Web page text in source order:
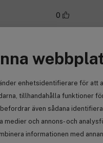
enhetsidentifierare för att
tillhandahålla funktioner
även sådana
medier och annons- och
informationen med
0
Anmäl